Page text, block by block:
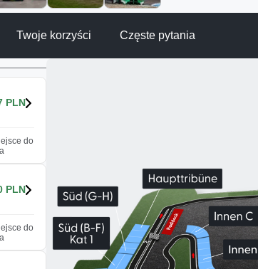
Twoje korzyści Częste pytania
PLN
do
PLN
do